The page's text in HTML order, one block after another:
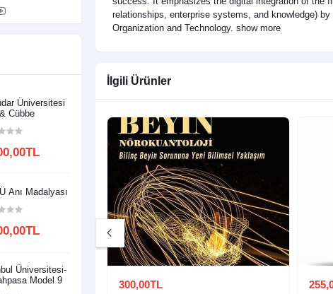
Üniversitesi
Cübbe
Anı Madalyası
Üniversitesi-
Model 9
relationships, enterprise systems, and knowledge)
Organization and Technology. show more
İlgili Ürünler
300,00TL